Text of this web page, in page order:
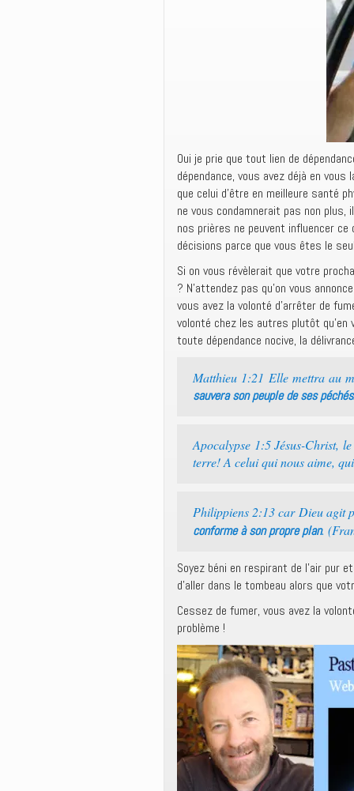
Oui je prie que tout lien de
dépendance, vous avez déjà en
que celui d’être en meilleure santé
ne vous condamnerait pas non
nos prières ne peuvent influencer
décisions parce que vous êtes le
Si on vous révèlerait que votre
? N’attendez pas qu’on vous
vous avez la volonté d’arrêter de
volonté chez les autres plutôt
toute dépendance nocive, la
Matthieu 1:21 Elle mettra au
sauvera son peuple de ses péchés
Apocalypse 1:5 Jésus-Christ,
terre! A celui qui nous aime, qui
Philippiens 2:13 car Dieu agit
conforme à son propre plan.
Soyez béni en respirant de l’air pur
d’aller dans le tombeau alors que
Cessez de fumer, vous avez la
problème !